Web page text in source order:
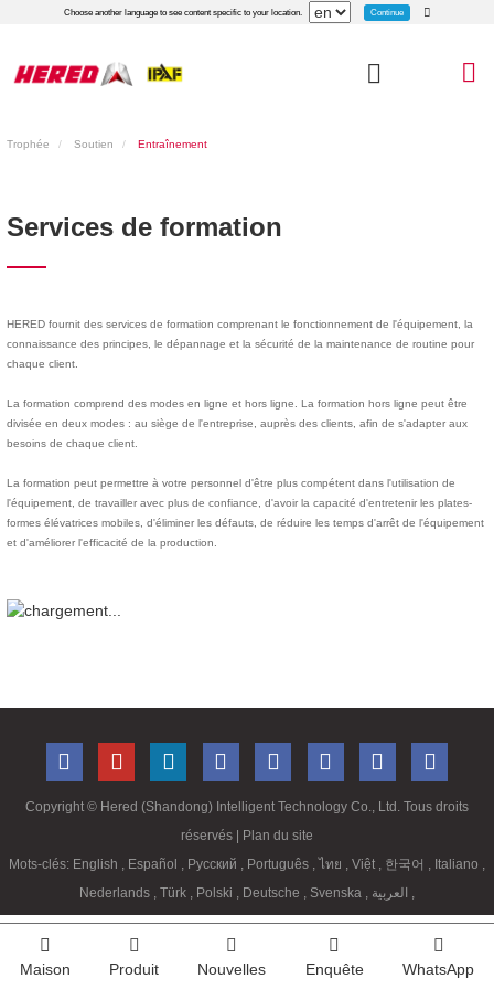
Choose another language to see content specific to your location. Continue
Trophée Soutien Entraînement
Services de formation
HERED fournit des services de formation comprenant le fonctionnement de l'équipement, la
connaissance des principes, le dépannage et la sécurité de la maintenance de routine pour
chaque client.
La formation comprend des modes en ligne et hors ligne. La formation hors ligne peut être
divisée en deux modes : au siège de l'entreprise, auprès des clients, afin de s'adapter aux
besoins de chaque client.
La formation peut permettre à votre personnel d'être plus compétent dans l'utilisation de
l'équipement, de travailler avec plus de confiance, d'avoir la capacité d'entretenir les plates-
formes élévatrices mobiles, d'éliminer les défauts, de réduire les temps d'arrêt de l'équipement
et d'améliorer l'efficacité de la production.
Copyright © Hered (Shandong) Intelligent Technology Co., Ltd. Tous droits
réservés
| Plan du site
Mots-clés: English , Español , Русский , Português , ไทย , Việt , 한국어 , Italiano ,
Nederlands , Türk , Polski , Deutsche , Svenska , ,
Maison Produit Nouvelles Enquête WhatsApp